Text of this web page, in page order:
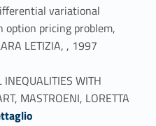
variational
pricing problem,
LETIZIA, , 1997
WITH
MASTROENI, LORETTA